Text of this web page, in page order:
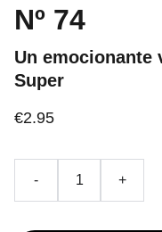
Nº 74
Un emocionante
Super
€2.95
- +